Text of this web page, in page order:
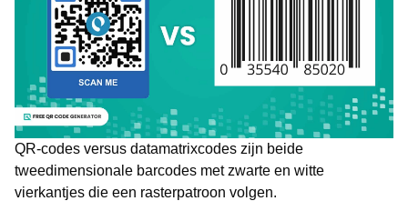
QR-codes versus datamatrixcodes zijn beide
tweedimensionale barcodes met zwarte en witte
vierkantjes die een rasterpatroon volgen.